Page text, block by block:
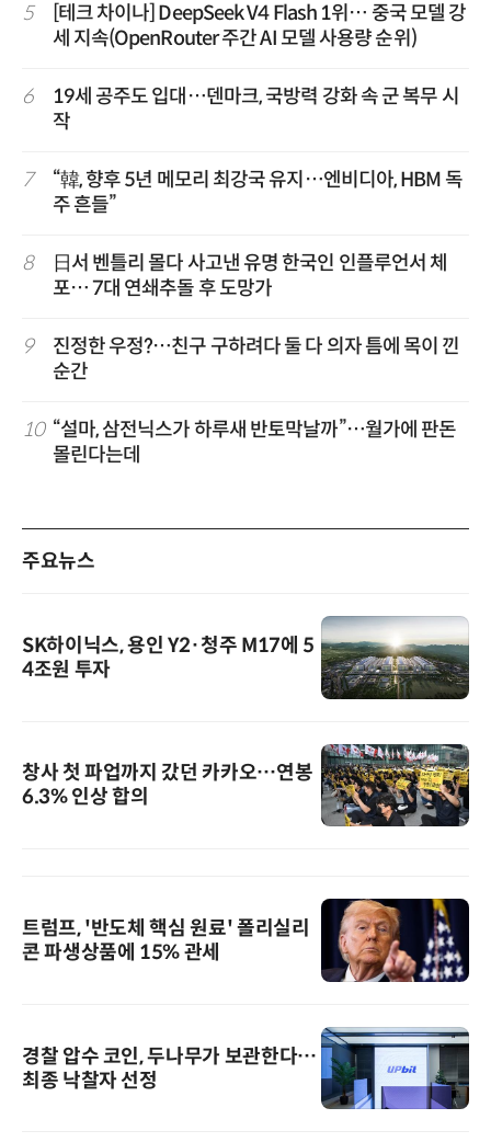
5
[테크 차이나] DeepSeek V4 Flash 1위… 중국 모델 강
세 지속(OpenRouter 주간 AI 모델 사용량 순위)
6
19세 공주도 입대…덴마크, 국방력 강화 속 군 복무 시
작
7
“韓, 향후 5년 메모리 최강국 유지…엔비디아, HBM 독
주 흔들”
8
日서 벤틀리 몰다 사고낸 유명 한국인 인플루언서 체
포… 7대 연쇄추돌 후 도망가
9
진정한 우정?…친구 구하려다 둘 다 의자 틈에 목이 낀
순간
10 “설마, 삼전닉스가 하루새 반토막날까”…월가에 판돈
몰린다는데
주요뉴스
SK하이닉스, 용인 Y2·청주 M17에 5
4조원 투자
창사 첫 파업까지 갔던 카카오…연봉
6.3% 인상 합의
트럼프, '반도체 핵심 원료' 폴리실리
콘 파생상품에 15% 관세
경찰 압수 코인, 두나무가 보관한다…
최종 낙찰자 선정